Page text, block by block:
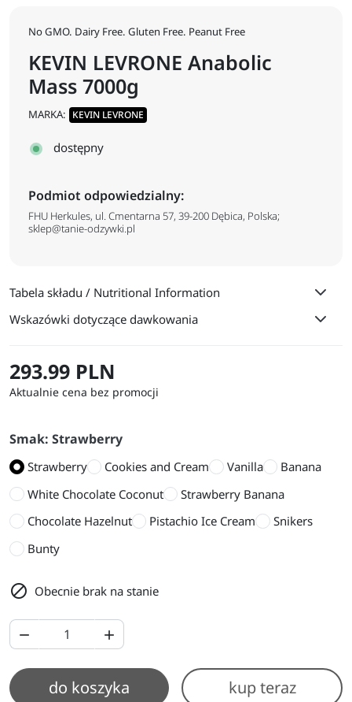
No GMO. Dairy Free. Gluten Free. Peanut Free
KEVIN LEVRONE Anabolic
Mass 7000g
MARKA: KEVIN LEVRONE
dostępny
Podmiot odpowiedzialny:
FHU Herkules, ul. Cmentarna 57, 39-200 Dębica, Polska;
sklep@tanie-odzywki.pl
Tabela składu / Nutritional Information
Wskazówki dotyczące dawkowania
293.99 PLN
Aktualnie cena bez promocji
Smak: Strawberry
Strawberry Cookies and Cream Vanilla
Banana
White Chocolate Coconut
Strawberry Banana
Chocolate Hazelnut
Pistachio Ice Cream
Snikers
Bunty
 Obecnie brak na stanie
 
do koszyka kup teraz